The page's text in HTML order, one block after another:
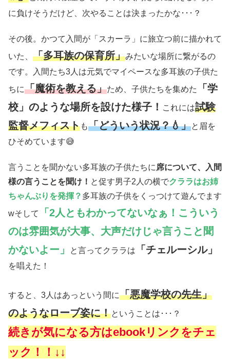
に負けそうだけど、次やることは決まったかな･･･？
その後。かつて入間が「スカーラ」に旅立つ前に描かれて
いた、 「多耳族の保育所」みたいな場所に繋がるの
です。入間たち3人は元気でマイペースな多耳族の子供た
ちに「魔術を教える」ため、子供たちを集めた
「学
校」のような場所を設けた様子！ これには試験
監督メフィストも「どういう状況？💧」と眉を
ひそめています😅
言うことを聞かない多耳族の子供たちに 席について、入間
様の言うことを聞け！ と促す男子2人の横でクララはお姉
ちゃんぶりを発揮？ 多耳族の子供をくっつけて遊んでます
wそして
「2人ともわかってないなぁ！こういう
のは雰囲気が大事、大声だけじゃ言うこと聞
かないよー」
と言ってクララは 「チェルーシル」
を唱えた！
すると、3人はあっという間に「悪魔学校の先生」
のようなローブ姿に！ということは･･･？
続きが気になる方はebookリンクをチェ
ック！！↓↓